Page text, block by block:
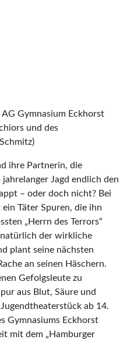
Gymnasium Eckhorst
und des
ihre Partnerin, die
Jagd endlich den
– oder doch nicht? Bei
Täter Spuren, die ihn
„Herrn des Terrors“
der wirkliche
plant seine nächsten
an seinen Häschern.
Gefolgsleute zu
aus Blut, Säure und
ab 14.
Gymnasiums Eckhorst
mit dem „Hamburger